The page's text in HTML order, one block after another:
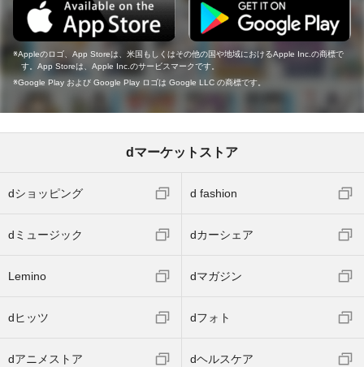
Appleのロゴ、App Storeは、米国もしくはその他の国や地域におけるApple Inc.の商標で
す。App Storeは、Apple Inc.のサービスマークです。
Google Play および Google Play ロゴは Google LLC の商標です。
dマーケットストア
dショッピング d fashion
dミュージック dカーシェア
Lemino dマガジン
dヒッツ dフォト
dアニメストア dヘルスケア